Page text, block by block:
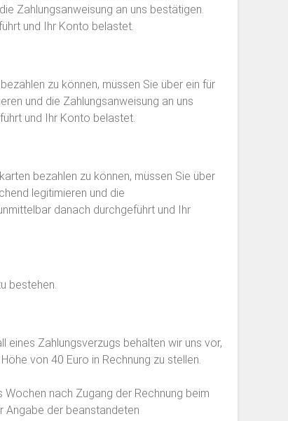
Zahlungsanweisung an uns bestätigen.
und Ihr Konto belastet.
zu können, müssen Sie über ein für
und die Zahlungsanweisung an uns
und Ihr Konto belastet.
bezahlen zu können, müssen Sie über
legitimieren und die
danach durchgeführt und Ihr
bestehen.
eines Zahlungsverzugs behalten wir uns vor,
von 40 Euro in Rechnung zu stellen.
nach Zugang der Rechnung beim
Angabe der beanstandeten